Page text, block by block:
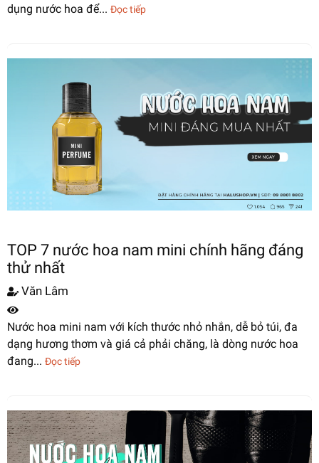
dụng nước hoa để... Đọc tiếp
TOP 7 nước hoa nam mini chính hãng đáng
thử nhất
Văn Lâm
Nước hoa mini nam với kích thước nhỏ nhắn, dễ bỏ túi, đa
dạng hương thơm và giá cả phải chăng, là dòng nước hoa
đang... Đọc tiếp